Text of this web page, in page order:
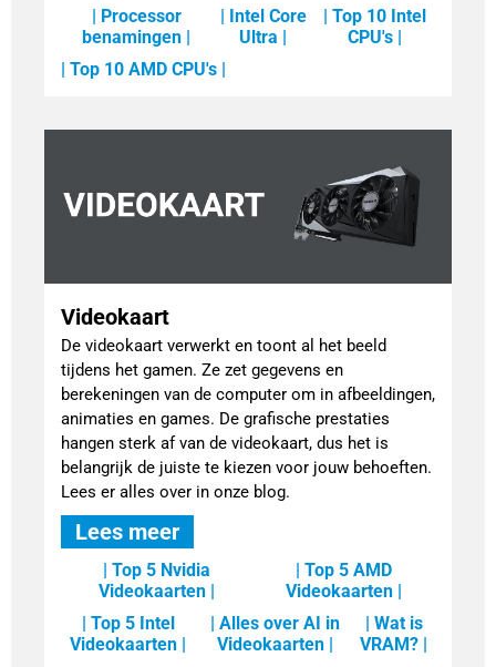
| Processor
benamingen |
| Intel Core
Ultra |
| Top 10 Intel
CPU's |
| Top 10 AMD CPU's |
Videokaart
De videokaart verwerkt en toont al het beeld
tijdens het gamen. Ze zet gegevens en
berekeningen van de computer om in afbeeldingen,
animaties en games. De grafische prestaties
hangen sterk af van de videokaart, dus het is
belangrijk de juiste te kiezen voor jouw behoeften.
Lees er alles over in onze blog.
Lees meer
| Top 5 Nvidia
Videokaarten |
| Top 5 AMD
Videokaarten |
| Top 5 Intel
Videokaarten |
| Alles over AI in
Videokaarten |
| Wat is
VRAM? |